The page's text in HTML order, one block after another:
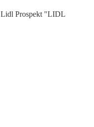
Lidl Prospekt "LIDL